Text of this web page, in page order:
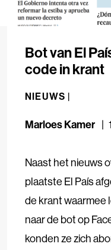
Bot van El
code in krant
NIEUWS |
Marloes Kamer
Naast het nieuws
plaatste El País
de krant waarmee
naar de bot op
konden ze zich